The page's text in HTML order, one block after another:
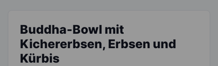
Buddha-Bowl mit
Kichererbsen, Erbsen und
Kürbis